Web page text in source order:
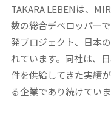
TAKARA LEBENは、
数の総合デベロッパー
発プロジェクト、日本
れています。同社は、
件を供給してきた実績
る企業であり続けていま